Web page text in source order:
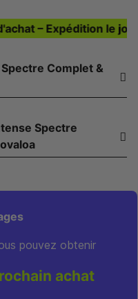
– Expédition le jour-
pouvez obtenir
achat